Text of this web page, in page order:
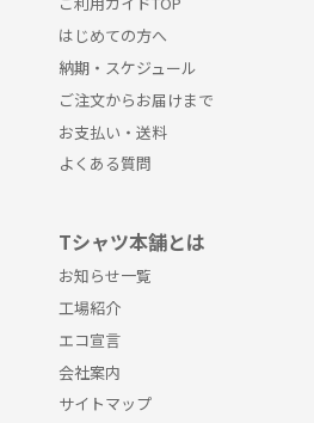
はじめての方へ
納期・スケジュール
ご注文からお届けまで
お支払い・送料
よくある質問
Tシャツ本舗とは
お知らせ一覧
工場紹介
エコ宣言
会社案内
サイトマップ